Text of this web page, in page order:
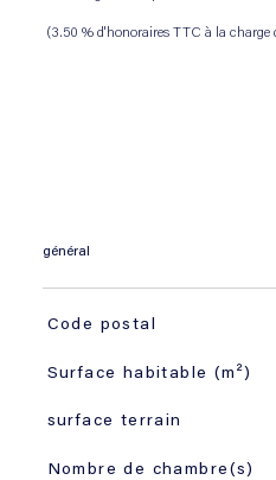
général
TRAD_SIROCCO_Caracteristique
Code postal
Surface habitable (m²)
surface terrain
Nombre de chambre(s)